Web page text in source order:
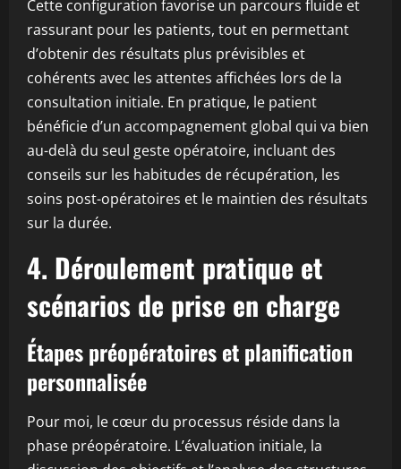
Cette configuration favorise un parcours fluide et
rassurant pour les patients, tout en permettant
d’obtenir des résultats plus prévisibles et
cohérents avec les attentes affichées lors de la
consultation initiale. En pratique, le patient
bénéficie d’un accompagnement global qui va bien
au-delà du seul geste opératoire, incluant des
conseils sur les habitudes de récupération, les
soins post-opératoires et le maintien des résultats
sur la durée.
4. Déroulement pratique et
scénarios de prise en charge
Étapes préopératoires et planification
personnalisée
Pour moi, le cœur du processus réside dans la
phase préopératoire. L’évaluation initiale, la